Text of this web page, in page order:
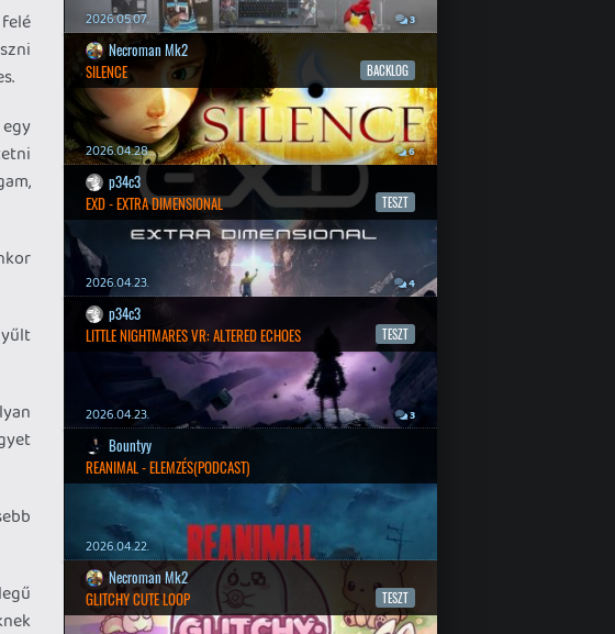
2026.05.07. 3
Necroman Mk2
SILENCE
BACKLOG
2026.04.28. 6
p34c3
EXD - EXTRA DIMENSIONAL
TESZT
2026.04.23. 4
p34c3
LITTLE NIGHTMARES VR: ALTERED ECHOES
TESZT
2026.04.23. 3
Bountyy
REANIMAL - ELEMZÉS(PODCAST)
2026.04.22.
Necroman Mk2
GLITCHY CUTE LOOP
TESZT